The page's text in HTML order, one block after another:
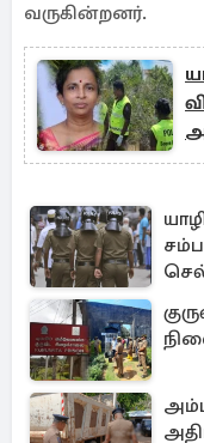
வருகின்றனர்.